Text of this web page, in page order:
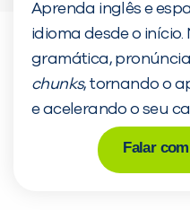
Aprenda inglês e
idioma desde o
gramática,
chunks, tornando o
e acelerando o seu
Falar